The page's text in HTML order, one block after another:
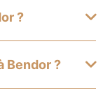
?
Bendor ?